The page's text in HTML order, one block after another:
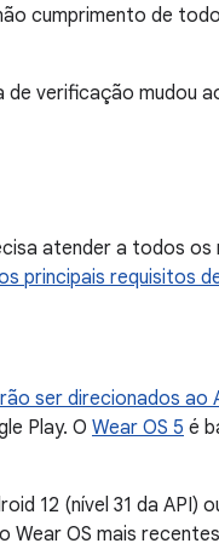
cumprimento de
verificação mudou
atender a todos os
principais requisitos
ser direcionados ao
Play. O Wear OS 5 é
12 (nível 31 da API)
OS mais